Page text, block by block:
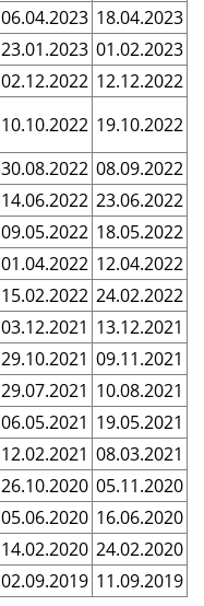
06.04.2023 18.04.2023
23.01.2023 01.02.2023
02.12.2022 12.12.2022
10.10.2022 19.10.2022
30.08.2022 08.09.2022
14.06.2022 23.06.2022
09.05.2022 18.05.2022
01.04.2022 12.04.2022
15.02.2022 24.02.2022
03.12.2021 13.12.2021
29.10.2021 09.11.2021
29.07.2021 10.08.2021
06.05.2021 19.05.2021
12.02.2021 08.03.2021
26.10.2020 05.11.2020
05.06.2020 16.06.2020
14.02.2020 24.02.2020
02.09.2019 11.09.2019